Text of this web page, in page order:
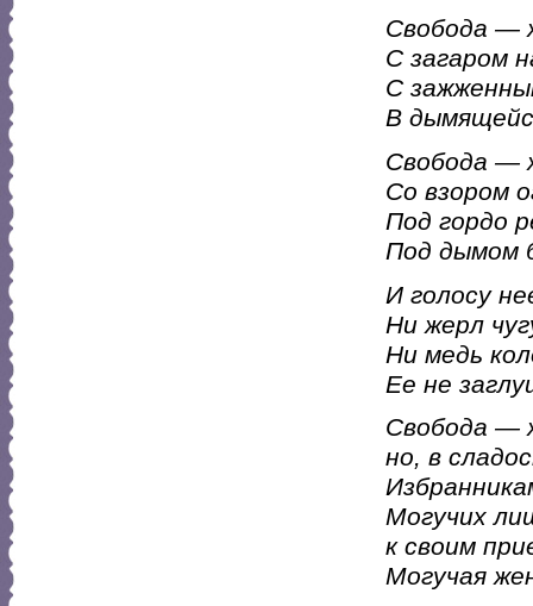
Свобода —
С загаром
С
В
Свобода —
Со взором
Под гордо
Под дымом
И голосу
Ни жерл
Ни медь
Ее не
Свобода —
но, в
Могучих
к своим
Могучая